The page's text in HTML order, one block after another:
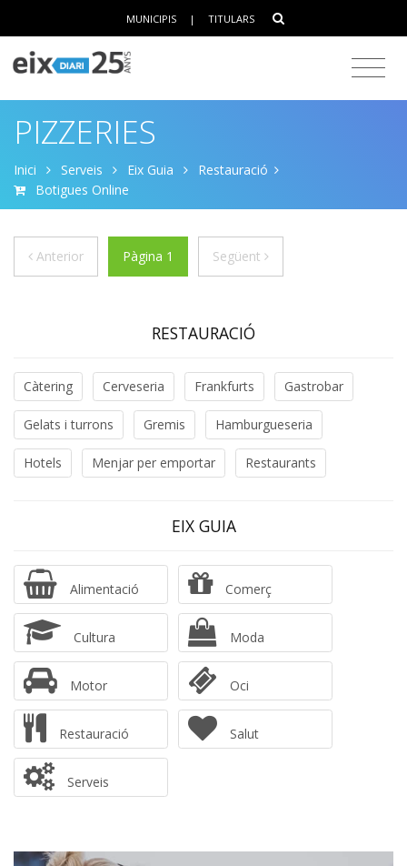
MUNICIPIS | TITULARS
PIZZERIES
Inici Serveis Eix Guia
Restauració
Botigues Online
AnteriorAnteriorPàgina 1 Següent
RESTAURACIÓ
Càtering Cerveseria Frankfurts Gastrobar
Gelats i turrons Gremis Hamburgueseria
Hotels Menjar per emportar Restaurants
EIX GUIA
Alimentació Comerç
Cultura Moda
Motor Oci
Restauració Salut
Serveis